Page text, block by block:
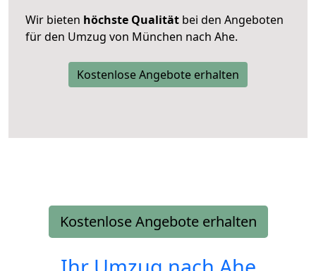
Wir bieten höchste Qualität bei den Angeboten
für den Umzug von München nach Ahe.
Kostenlose Angebote erhalten
Kostenlose Angebote erhalten